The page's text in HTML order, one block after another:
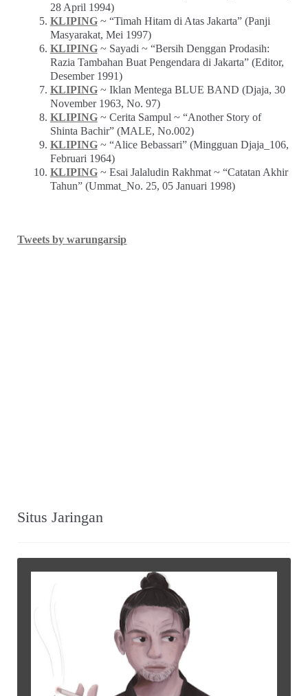
28 April 1994)
KLIPING~ “Timah Hitam di Atas Jakarta” (Panji
Masyarakat, Mei 1997)
KLIPING~ Sayadi ~ “Bersih Denggan Prodasih:
Razia Tambahan Buat Pengendara di Jakarta” (Editor,
Desember 1991)
KLIPING~ Iklan Mentega BLUE BAND (Djaja, 30
November 1963, No. 97)
KLIPING~ Cerita Sampul ~ “Another Story of
Shinta Bachir” (MALE, No.002)
KLIPING~ “Alice Bebassari” (Mingguan Djaja_106,
Februari 1964)
KLIPING~ Esai Jalaludin Rakhmat ~ “Catatan Akhir
Tahun” (Ummat_No. 25, 05 Januari 1998)
Tweets by warungarsip
Situs Jaringan